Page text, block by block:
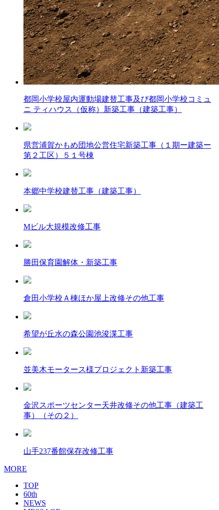
都岡小学校屋内運動場建替工事及び都岡小学校コミュ
ニ ティハウス（仮称）新築工事（建築工事）
県営浦賀かもめ団地公営住宅新築工事（１期ー建築ー
第２工区）５１号棟
本郷中学校建替工事（建築工事）
Mビル大規模改修工事
勝田保育園解体・新築工事
倉田小学校Ａ棟ほか屋上改修その他工事
希望が丘水の森公園池浚渫工事
並美木モータース様プロジェクト新築工事
金沢スポーツセンター天井改修その他工事（建築工
事）（その２）
山手237番館保存改修工事
MORE
TOP
60th
NEWS